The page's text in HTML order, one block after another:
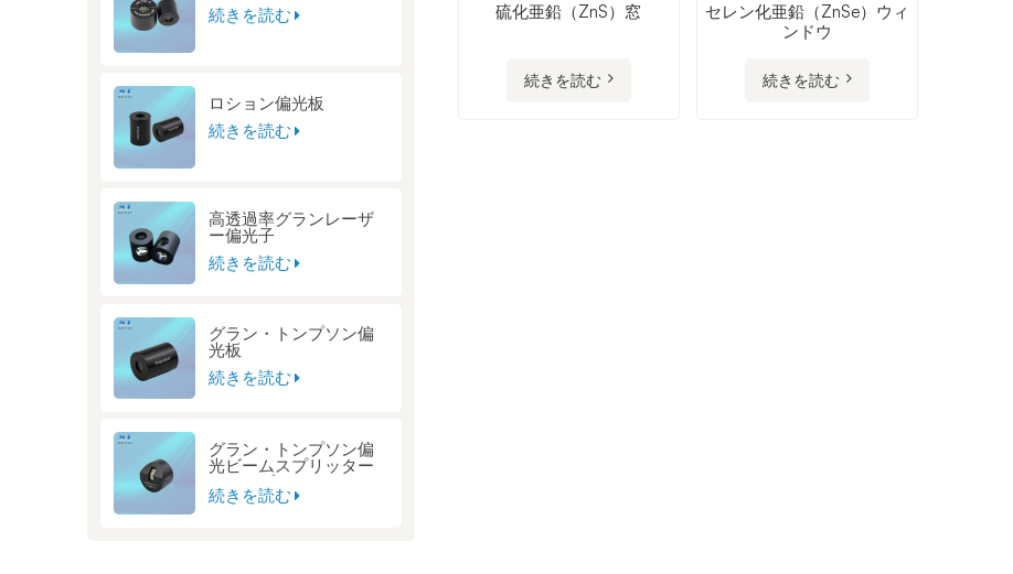
続きを読む
ロション偏光板
続きを読む
高透過率グランレーザ
ー偏光子
続きを読む
グラン・トンプソン偏
光板
続きを読む
グラン・トンプソン偏
光ビームスプリッター
キューブ
続きを読む
硫化亜鉛（ZnS）窓
続きを読む
セレン化亜鉛（ZnSe）ウィ
ンドウ
続きを読む